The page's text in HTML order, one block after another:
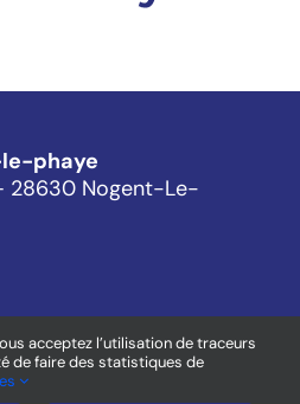
phaye
28630 Nogent-Le-
acceptez l’utilisation de traceurs
de faire des statistiques de